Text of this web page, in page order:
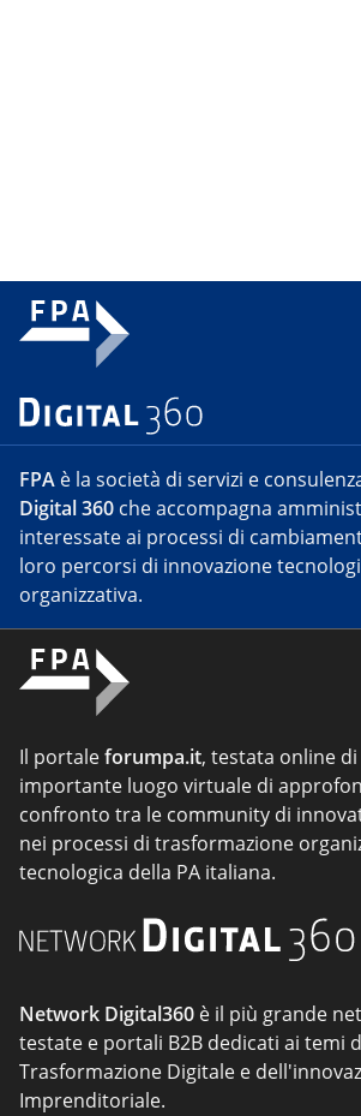
FPA è la società di servizi e
Digital 360 che accompagna
interessate ai processi di
loro percorsi di innovazione
organizzativa.
Il portaleforumpa.it, testata online di
importante luogo virtuale di
confronto tra le community di
nei processi di trasformazione
tecnologica della PA italiana.
Network Digital360 è il più grande
testate e portali B2B dedicati ai temi
Trasformazione Digitale e
Imprenditoriale.